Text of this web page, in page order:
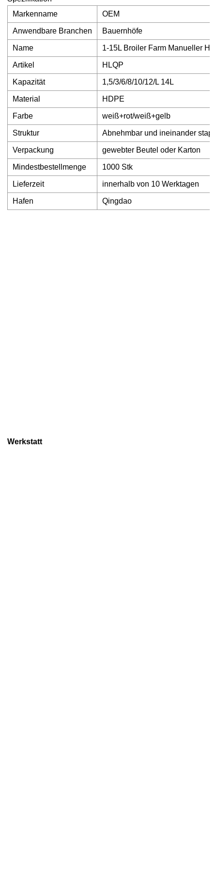
Markenname
OEM
Anwendbare Branchen Bauernhöfe
Name 1-15L Broiler Farm Manueller
Artikel HLQP
Kapazität 1,5/3/6/8/10/12/L 14L
Material HDPE
Farbe weiß+rot/weiß+gelb
Struktur Abnehmbar und ineinander
Verpackung gewebter Beutel oder Karton
Mindestbestellmenge 1000 Stk
Lieferzeit innerhalb von 10 Werktagen
Hafen Qingdao
Werkstatt